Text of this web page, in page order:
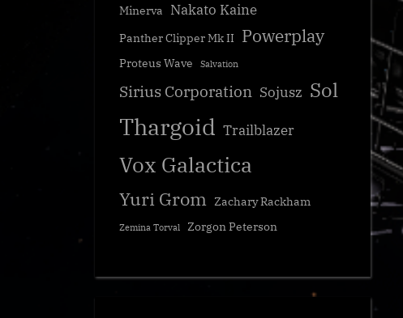
Nova imperium: punkt zapalny
Galnet
Minerva Nakato Kaine
Panther Clipper Mk II Powerplay
Proteus Wave Salvation
Sirius Corporation Sojusz Sol
Thargoid Trailblazer
Vox Galactica
Yuri Grom Zachary Rackham
Zemina Torval Zorgon Peterson